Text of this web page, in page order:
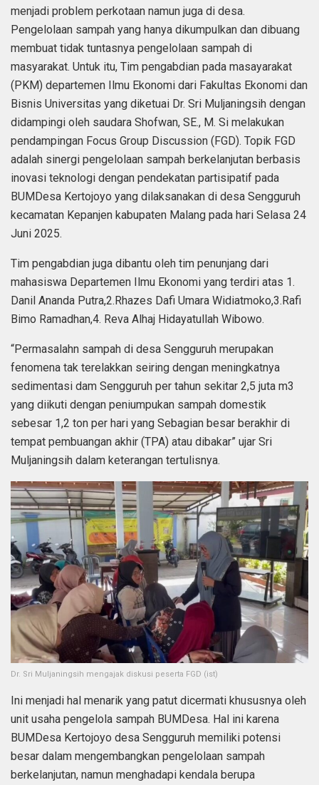
menjadi problem perkotaan namun juga di desa.
Pengelolaan sampah yang hanya dikumpulkan dan dibuang
membuat tidak tuntasnya pengelolaan sampah di
masyarakat. Untuk itu, Tim pengabdian pada masayarakat
(PKM) departemen Ilmu Ekonomi dari Fakultas Ekonomi dan
Bisnis Universitas yang diketuai Dr. Sri Muljaningsih dengan
didampingi oleh saudara Shofwan, SE., M. Si melakukan
pendampingan Focus Group Discussion (FGD). Topik FGD
adalah sinergi pengelolaan sampah berkelanjutan berbasis
inovasi teknologi dengan pendekatan partisipatif pada
BUMDesa Kertojoyo yang dilaksanakan di desa Sengguruh
kecamatan Kepanjen kabupaten Malang pada hari Selasa 24
Juni 2025.
Tim pengabdian juga dibantu oleh tim penunjang dari
mahasiswa Departemen Ilmu Ekonomi yang terdiri atas 1.
Danil Ananda Putra,2.Rhazes Dafi Umara Widiatmoko,3.Rafi
Bimo Ramadhan,4. Reva Alhaj Hidayatullah Wibowo.
“Permasalahn sampah di desa Sengguruh merupakan
fenomena tak terelakkan seiring dengan meningkatnya
sedimentasi dam Sengguruh per tahun sekitar 2,5 juta m3
yang diikuti dengan peniumpukan sampah domestik
sebesar 1,2 ton per hari yang Sebagian besar berakhir di
tempat pembuangan akhir (TPA) atau dibakar” ujar Sri
Muljaningsih dalam keterangan tertulisnya.
Dr. Sri Muljaningsih mengajak diskusi peserta FGD (ist)
Ini menjadi hal menarik yang patut dicermati khususnya oleh
unit usaha pengelola sampah BUMDesa. Hal ini karena
BUMDesa Kertojoyo desa Sengguruh memiliki potensi
besar dalam mengembangkan pengelolaan sampah
berkelanjutan, namun menghadapi kendala berupa